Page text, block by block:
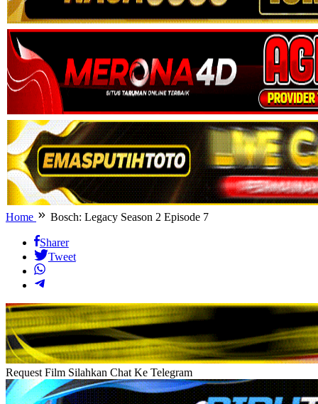
Home Bosch: Legacy Season 2 Episode 7
Sharer
Tweet
Request Film Silahkan Chat Ke Telegram